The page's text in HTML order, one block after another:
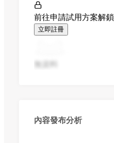
前往申請試用方案解鎖
立即註冊
無資料
內容發布分析